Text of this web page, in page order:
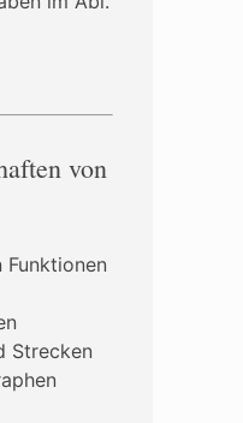
von
Strecken